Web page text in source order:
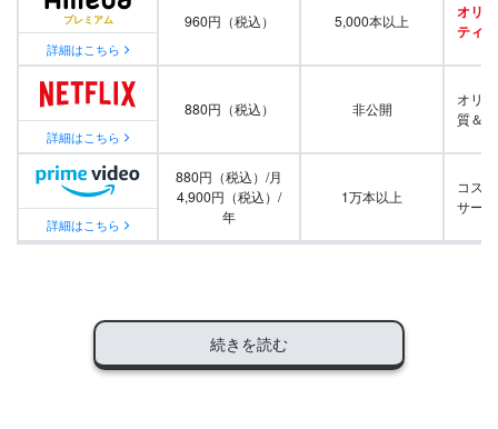
詳細はこちら
960円（税込） 5,000本以上
オリ
ティ
詳細はこちら
880円（税込） 非公開
オリ
質＆
詳細はこちら
880円（税込）/月
4,900円（税込）/
年
1万本以上
コス
サー
続きを読む